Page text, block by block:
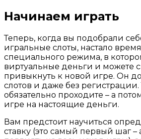
Начинаем играть
Теперь, когда вы подобрали
игральные слоты, настало
специального режима, в
виртуальные деньги и можете
привыкнуть к новой игре. Он
слотов и даже без регистрации.
обязательно проходите – а
игре на настоящие деньги.
Вам предстоит научиться
ставку (это самый первый шаг –